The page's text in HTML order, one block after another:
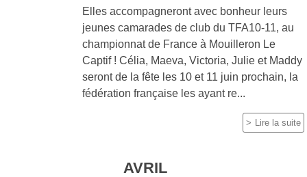
Elles accompagneront avec bonheur leurs
jeunes camarades de club du TFA10-11, au
championnat de France à Mouilleron Le
Captif ! Célia, Maeva, Victoria, Julie et Maddy
seront de la fête les 10 et 11 juin prochain, la
fédération française les ayant re...
Lire la suite
AVRIL